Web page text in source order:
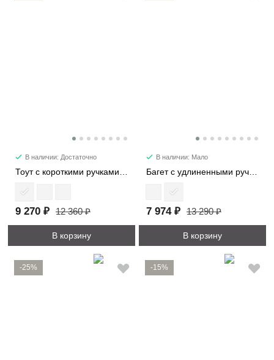
В наличии: Достаточно
9 270 ₽ 12 360 ₽
В корзину
В наличии: Мало
7 974 ₽ 13 290 ₽
В корзину
-25% -15%